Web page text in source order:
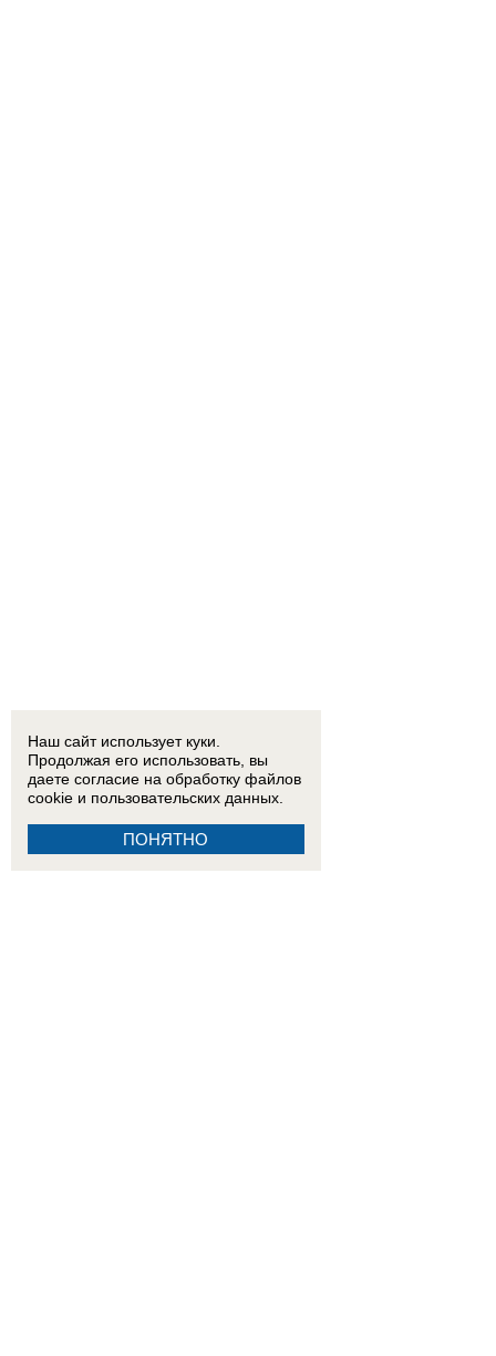
Наш сайт использует куки.
Продолжая его использовать, вы
даете согласие на обработку файлов
cookie и пользовательских данных.
ПОНЯТНО